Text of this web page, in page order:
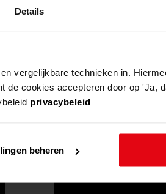
Details
vergelijkbare technieken in.
de cookies accepteren door op 'Ja,
privacybeleid
beheren